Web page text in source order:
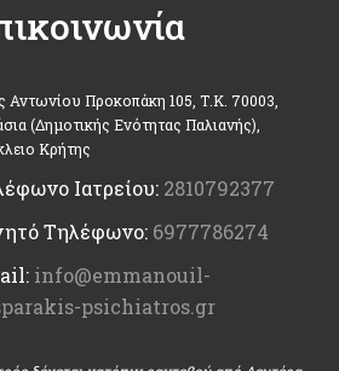
Αντωνίου Προκοπάκη 105, Τ.Κ. 70003,
(Δημοτικής Ενότητας Παλιανής),
Κρήτης
Ιατρείου: 2810792377
Τηλέφωνο: 6977786274
info@emmanouil-
psichiatros.gr